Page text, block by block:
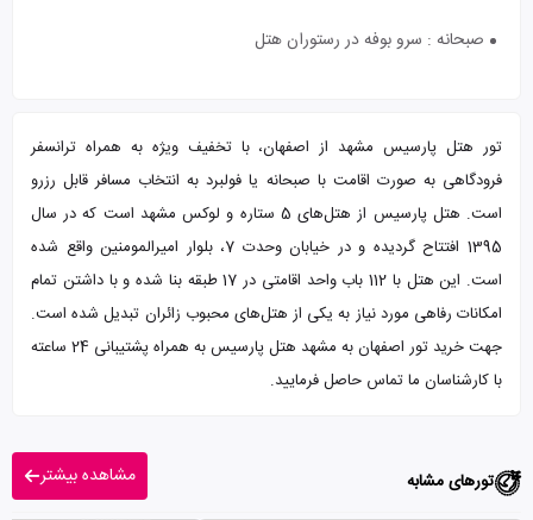
صبحانه : سرو بوفه در رستوران هتل
تور هتل پارسیس مشهد از اصفهان، با تخفیف ویژه به همراه ترانسفر
فرودگاهی به صورت اقامت با صبحانه یا فولبرد به انتخاب مسافر قابل رزرو
است. هتل پارسیس از هتل‌های 5 ستاره و لوکس مشهد است که در سال
1395 افتتاح گردیده و در خیابان وحدت 7، بلوار امیرالمومنین واقع شده
است. این هتل با 112 باب واحد اقامتی در 17 طبقه بنا شده و با داشتن تمام
امکانات رفاهی مورد نیاز به یکی از هتل‌های محبوب زائران تبدیل شده است.
جهت خرید تور اصفهان به مشهد هتل پارسیس به همراه پشتیبانی 24 ساعته
با کارشناسان ما تماس حاصل فرمایید.
تورهای مشابه مشاهده بیشتر